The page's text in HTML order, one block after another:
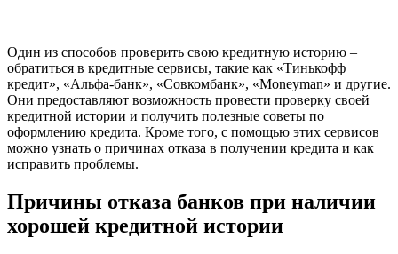
Один из способов проверить свою кредитную историю –
обратиться в кредитные сервисы, такие как «Тинькофф
кредит», «Альфа-банк», «Совкомбанк», «Moneyman» и другие.
Они предоставляют возможность провести проверку своей
кредитной истории и получить полезные советы по
оформлению кредита. Кроме того, с помощью этих сервисов
можно узнать о причинах отказа в получении кредита и как
исправить проблемы.
Причины отказа банков при наличии
хорошей кредитной истории